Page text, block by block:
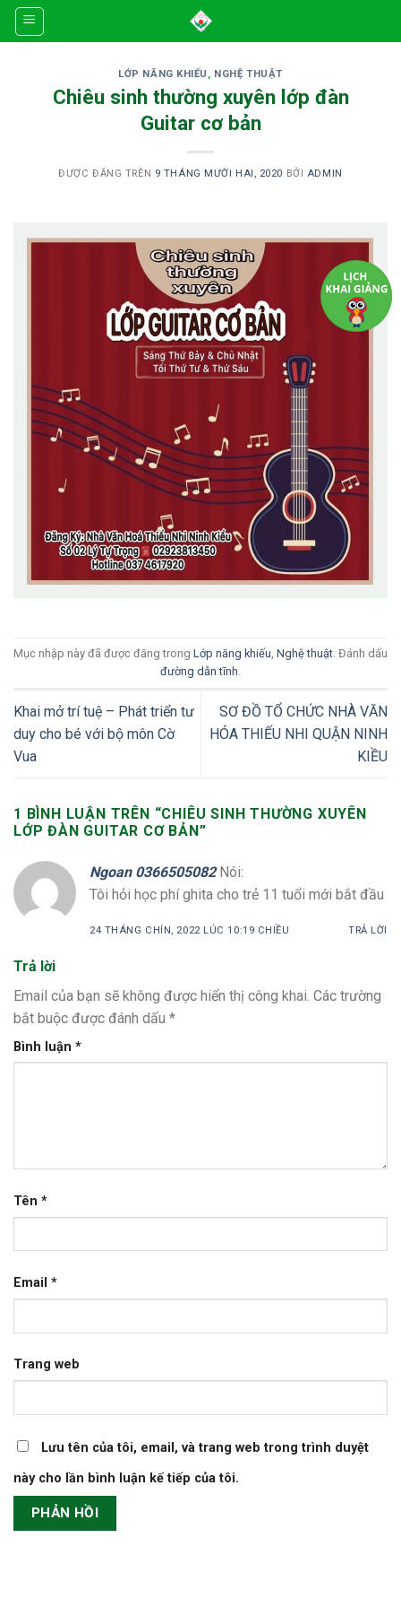
Skip
LỚP NĂNG KHIẾU , NGHỆ THUẬT
Chiêu sinh thường xuyên lớp đàn
Guitar cơ bản
ĐƯỢC ĐĂNG TRÊN 9 THÁNG MƯỜI HAI, 2020 BỞI ADMIN
Mục nhập này đã được đăng trong Lớp năng khiếu Nghệ thuật . Đánh dấu
đường dẫn tĩnh
Khai mở trí tuệ – Phát triển tư
duy cho bé với bộ môn Cờ
Vua
SƠ ĐỒ TỔ CHỨC NHÀ VĂN
HÓA THIẾU NHI QUẬN NINH
KIỀU
1 BÌNH LUẬN TRÊN “CHIÊU SINH THƯỜNG XUYÊN
LỚP ĐÀN GUITAR CƠ BẢN”
Ngoan 0366505082 Nói:
Tôi hỏi học phí ghita cho trẻ 11 tuổi mới bắt đầu
24 THÁNG CHÍN, 2022 LÚC 10:19 CHIỀU TRẢ LỜI
Trả lời
Email của bạn sẽ không được hiển thị công khai. Các trường
bắt buộc được đánh dấu *
Bình luận *
Tên *
Email *
Trang web
Lưu tên của tôi, email, và trang web trong trình duyệt
này cho lần bình luận kế tiếp của tôi.